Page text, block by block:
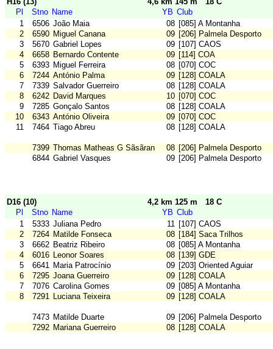
Pl
Stno Name YB Club
1
6506 João Maia 08 [085] A Montanha
2
6590 Miguel Canana 09 [206] Palmela Desporto
3
5670 Gabriel Lopes 09 [107] CAOS
4
6658 Bernardo Contente 09 [114] COA
5
6393 Miguel Ferreira 08 [070] COC
6
7244 António Palma 09 [128] COALA
7
7339 Salvador Guerreiro 08 [128] COALA
8
6242 David Marques 10 [070] COC
9
7285 Gonçalo Santos 08 [128] COALA
10
6343 António Oliveira 09 [070] COC
11
7464 Tiago Abreu 08 [128] COALA
7399 Thomas Matheas G Sãsãran 08 [206] Palmela Desporto
6844 Gabriel Vasques 09 [206] Palmela Desporto
D16 (10) 4,2 km 125 m
18 C
Pl
Stno Name YB Club
1
5333 Juliana Pedro 11 [107] CAOS
2
7264 Matilde Fonseca 08 [184] Saca Trilhos
3
6662 Beatriz Ribeiro 08 [085] A Montanha
4
6016 Leonor Soares 08 [139] GDE
5
6641 Maria Patrocínio 09 [203] Oriented Aguiar
6
7295 Joana Guerreiro 09 [128] COALA
7
7076 Carolina Gomes 09 [085] A Montanha
8
7291 Luciana Teixeira 09 [128] COALA
7473 Matilde Duarte 09 [206] Palmela Desporto
7292 Mariana Guerreiro 08 [128] COALA